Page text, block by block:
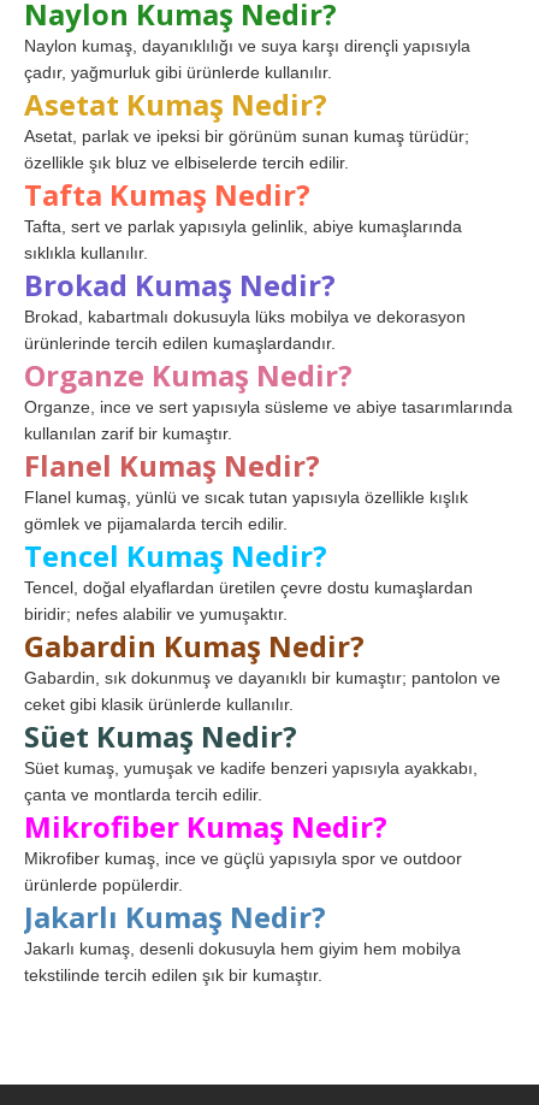
Naylon Kumaş Nedir?
Naylon kumaş, dayanıklılığı ve suya karşı dirençli yapısıyla
çadır, yağmurluk gibi ürünlerde kullanılır.
Asetat Kumaş Nedir?
Asetat, parlak ve ipeksi bir görünüm sunan kumaş türüdür;
özellikle şık bluz ve elbiselerde tercih edilir.
Tafta Kumaş Nedir?
Tafta, sert ve parlak yapısıyla gelinlik, abiye kumaşlarında
sıklıkla kullanılır.
Brokad Kumaş Nedir?
Brokad, kabartmalı dokusuyla lüks mobilya ve dekorasyon
ürünlerinde tercih edilen kumaşlardandır.
Organze Kumaş Nedir?
Organze, ince ve sert yapısıyla süsleme ve abiye tasarımlarında
kullanılan zarif bir kumaştır.
Flanel Kumaş Nedir?
Flanel kumaş, yünlü ve sıcak tutan yapısıyla özellikle kışlık
gömlek ve pijamalarda tercih edilir.
Tencel Kumaş Nedir?
Tencel, doğal elyaflardan üretilen çevre dostu kumaşlardan
biridir; nefes alabilir ve yumuşaktır.
Gabardin Kumaş Nedir?
Gabardin, sık dokunmuş ve dayanıklı bir kumaştır; pantolon ve
ceket gibi klasik ürünlerde kullanılır.
Süet Kumaş Nedir?
Süet kumaş, yumuşak ve kadife benzeri yapısıyla ayakkabı,
çanta ve montlarda tercih edilir.
Mikrofiber Kumaş Nedir?
Mikrofiber kumaş, ince ve güçlü yapısıyla spor ve outdoor
ürünlerde popülerdir.
Jakarlı Kumaş Nedir?
Jakarlı kumaş, desenli dokusuyla hem giyim hem mobilya
tekstilinde tercih edilen şık bir kumaştır.